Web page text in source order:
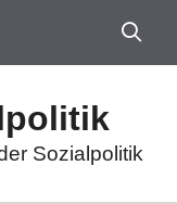
Sozialpolitik